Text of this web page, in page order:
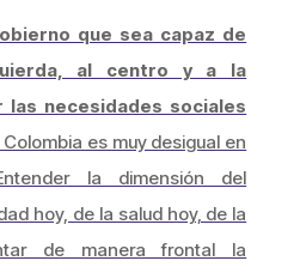
que sea capaz de
al centro y a la
las necesidades sociales
Colombia es muy desigual en
la dimensión del
hoy, de la salud hoy, de la
de manera frontal la